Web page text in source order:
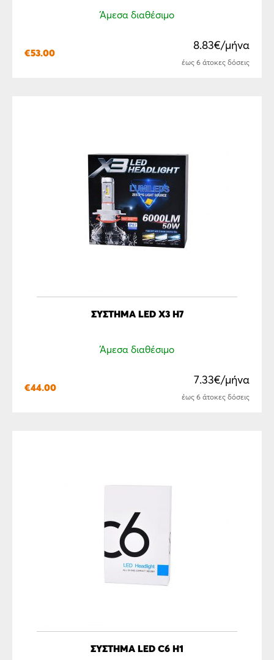
Άμεσα διαθέσιμο
€53.00
8.83€/μήνα
έως 6 άτοκες δόσεις
ΣΥΣΤΗΜΑ LED X3 H7
Άμεσα διαθέσιμο
€44.00
7.33€/μήνα
έως 6 άτοκες δόσεις
ΣΥΣΤΗΜΑ LED C6 H1